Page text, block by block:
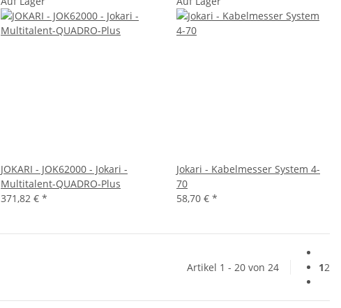
JOKARI - JOK62000 - Jokari -
Multitalent-QUADRO-Plus
371,82 € *
Jokari - Kabelmesser System 4-
70
58,70 € *
Artikel 1 - 20 von 24 12